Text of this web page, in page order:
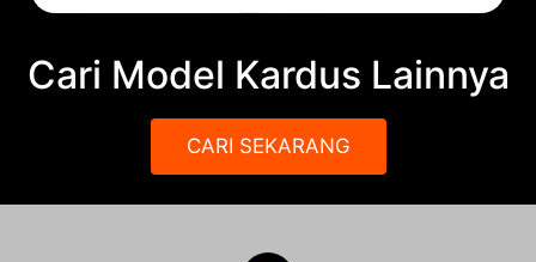
Cari Model Kardus Lainnya
CARI SEKARANG